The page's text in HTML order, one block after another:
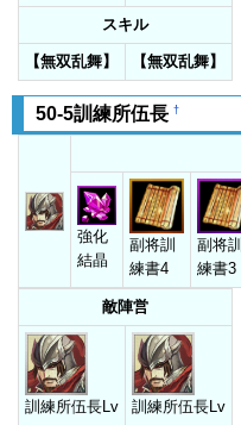
スキル
【無双乱舞】 【無双乱舞】
50-5訓練所伍長 †
強化
結晶
副将訓
練書4
副将訓
練書3
敵陣営
訓練所伍長Lv 訓練所伍長Lv